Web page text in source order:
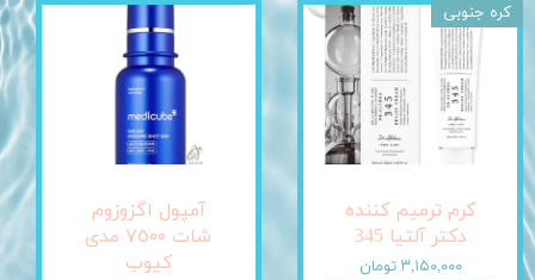
کرم ترمیم کننده
دکتر آلتیا 345
۳,۱۵۰,۰۰۰ تومان
کره جنوبی
آمپول اگزوزوم
شات ٧٥٠٠ مدی
کیوب